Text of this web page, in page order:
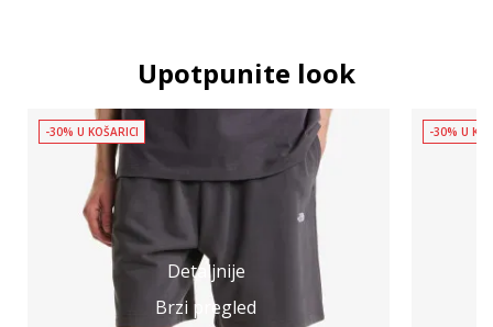
Upotpunite look
Detaljnije
Brzi pregled
-30% U KOŠARICI -30% U